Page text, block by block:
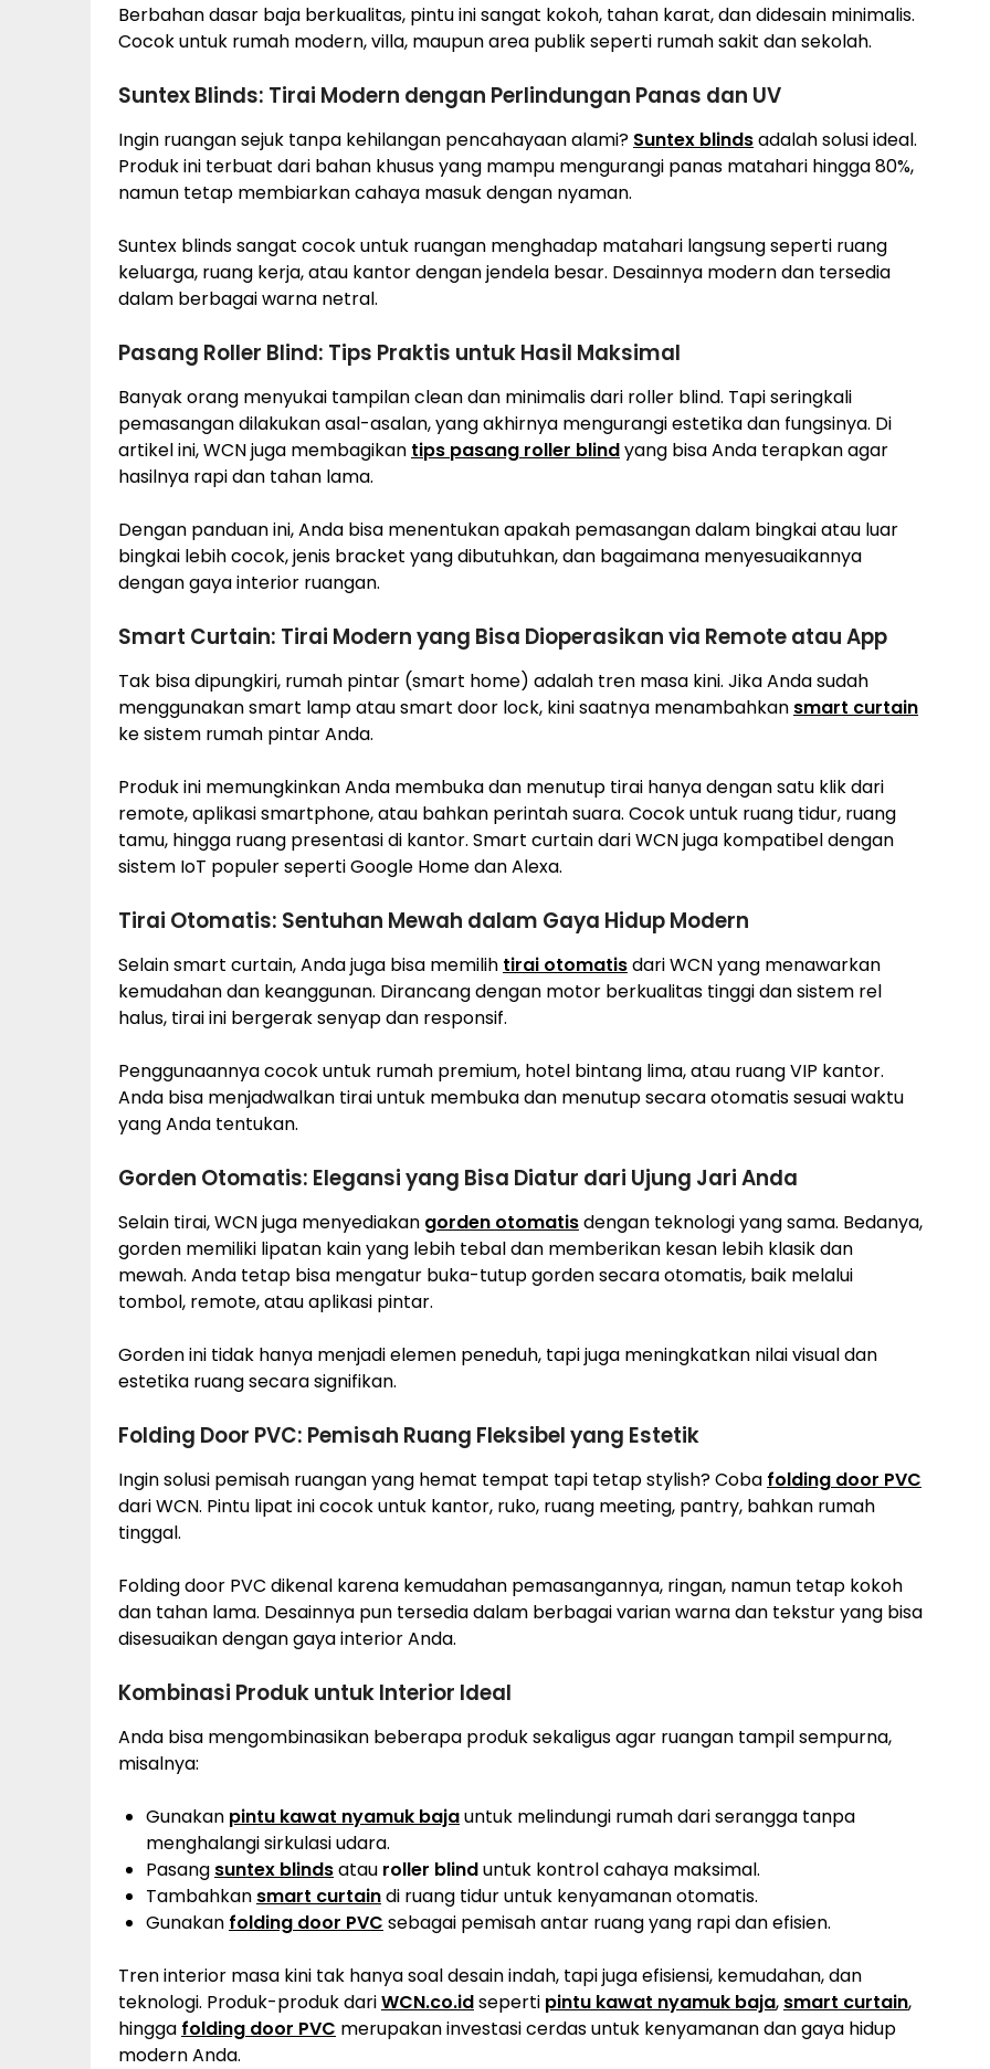
Berbahan dasar baja berkualitas, pintu ini sangat kokoh, tahan karat, dan didesain minimalis.
Cocok untuk rumah modern, villa, maupun area publik seperti rumah sakit dan sekolah.
Suntex Blinds: Tirai Modern dengan Perlindungan Panas dan UV
Ingin ruangan sejuk tanpa kehilangan pencahayaan alami? Suntex blindsadalah solusi ideal.
Produk ini terbuat dari bahan khusus yang mampu mengurangi panas matahari hingga 80%,
namun tetap membiarkan cahaya masuk dengan nyaman.
Suntex blinds sangat cocok untuk ruangan menghadap matahari langsung seperti ruang
keluarga, ruang kerja, atau kantor dengan jendela besar. Desainnya modern dan tersedia
dalam berbagai warna netral.
Pasang Roller Blind: Tips Praktis untuk Hasil Maksimal
Banyak orang menyukai tampilan clean dan minimalis dari roller blind. Tapi seringkali
pemasangan dilakukan asal-asalan, yang akhirnya mengurangi estetika dan fungsinya. Di
artikel ini, WCN juga membagikan tips pasang roller blindyang bisa Anda terapkan agar
hasilnya rapi dan tahan lama.
Dengan panduan ini, Anda bisa menentukan apakah pemasangan dalam bingkai atau luar
bingkai lebih cocok, jenis bracket yang dibutuhkan, dan bagaimana menyesuaikannya
dengan gaya interior ruangan.
Smart Curtain: Tirai Modern yang Bisa Dioperasikan via Remote atau App
Tak bisa dipungkiri, rumah pintar (smart home) adalah tren masa kini. Jika Anda sudah
menggunakan smart lamp atau smart door lock, kini saatnya menambahkan smart curtain
ke sistem rumah pintar Anda.
Produk ini memungkinkan Anda membuka dan menutup tirai hanya dengan satu klik dari
remote, aplikasi smartphone, atau bahkan perintah suara. Cocok untuk ruang tidur, ruang
tamu, hingga ruang presentasi di kantor. Smart curtain dari WCN juga kompatibel dengan
sistem IoT populer seperti Google Home dan Alexa.
Tirai Otomatis: Sentuhan Mewah dalam Gaya Hidup Modern
Selain smart curtain, Anda juga bisa memilih tirai otomatisdari WCN yang menawarkan
kemudahan dan keanggunan. Dirancang dengan motor berkualitas tinggi dan sistem rel
halus, tirai ini bergerak senyap dan responsif.
Penggunaannya cocok untuk rumah premium, hotel bintang lima, atau ruang VIP kantor.
Anda bisa menjadwalkan tirai untuk membuka dan menutup secara otomatis sesuai waktu
yang Anda tentukan.
Gorden Otomatis: Elegansi yang Bisa Diatur dari Ujung Jari Anda
Selain tirai, WCN juga menyediakan gorden otomatisdengan teknologi yang sama. Bedanya,
gorden memiliki lipatan kain yang lebih tebal dan memberikan kesan lebih klasik dan
mewah. Anda tetap bisa mengatur buka-tutup gorden secara otomatis, baik melalui
tombol, remote, atau aplikasi pintar.
Gorden ini tidak hanya menjadi elemen peneduh, tapi juga meningkatkan nilai visual dan
estetika ruang secara signifikan.
Folding Door PVC: Pemisah Ruang Fleksibel yang Estetik
Ingin solusi pemisah ruangan yang hemat tempat tapi tetap stylish? Coba folding door PVC
dari WCN. Pintu lipat ini cocok untuk kantor, ruko, ruang meeting, pantry, bahkan rumah
tinggal.
Folding door PVC dikenal karena kemudahan pemasangannya, ringan, namun tetap kokoh
dan tahan lama. Desainnya pun tersedia dalam berbagai varian warna dan tekstur yang bisa
disesuaikan dengan gaya interior Anda.
Kombinasi Produk untuk Interior Ideal
Anda bisa mengombinasikan beberapa produk sekaligus agar ruangan tampil sempurna,
misalnya:
Gunakan pintu kawat nyamuk bajauntuk melindungi rumah dari serangga tanpa
menghalangi sirkulasi udara.
Pasang suntex blindsatau roller blinduntuk kontrol cahaya maksimal.
Tambahkan smart curtaindi ruang tidur untuk kenyamanan otomatis.
Gunakan folding door PVC sebagai pemisah antar ruang yang rapi dan efisien.
Tren interior masa kini tak hanya soal desain indah, tapi juga efisiensi, kemudahan, dan
teknologi. Produk-produk dariWCN.co.idseperti pintu kawat nyamuk baja, smart curtain,
hingga folding door PVC merupakan investasi cerdas untuk kenyamanan dan gaya hidup
modern Anda.